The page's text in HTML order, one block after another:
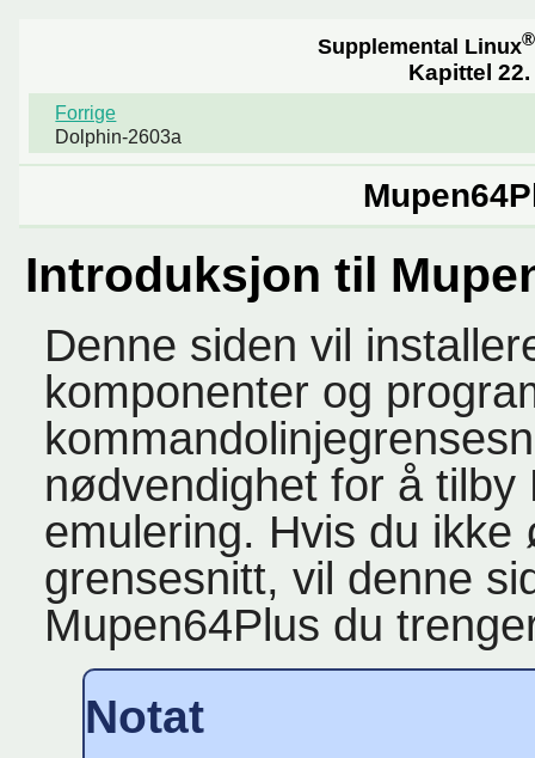
Supplemental Linux®
Kapittel
Forrige
Dolphin-2603a
Introduksjon til
Denne siden vil
komponenter og
nødvendighet for å tilby
emulering. Hvis du
grensesnitt, vil denne
Mupen64Plus du
Notat